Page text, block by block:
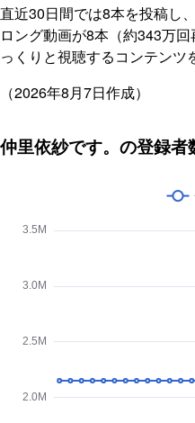
直近30日間では8本を投稿し
ロング動画が8本（約343万
っくりと視聴するコンテンツ
（2026年8月7日作成）
仲里依紗です。の登録